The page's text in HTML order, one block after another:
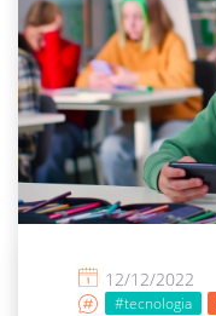
12/12/2022
#tecnologia